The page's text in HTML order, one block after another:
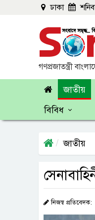
ঢাকা
গণপ্রজাতন্ত্রী
জাতীয়
বিবিধ
জাতীয়
নিজস্ব প্রতিবেদক: